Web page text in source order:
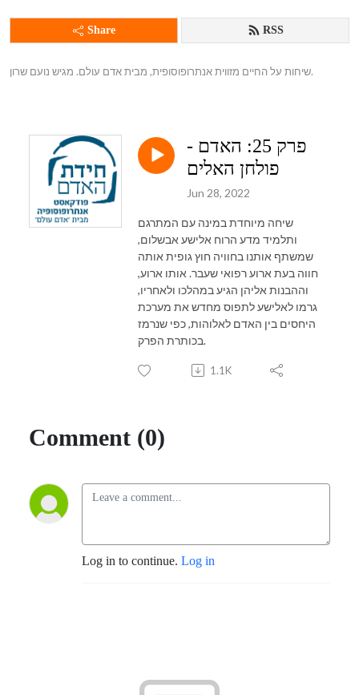
Share RSS
שיחות על החיים מזווית אנתרופוסופית, מבית אדם עולם. מגיש נועם שרון.
פרק 25: האדם -
פולחן האלים
Jun 28, 2022
שיחה מיוחדת במינה עם המתרגם
ותלמיד מדע הרוח אלישע אבשלום,
שמשתף אותנו בחוויה חוץ גופית אותה
חווה בעת ארוע רפואי שעבר. אותו ארוע,
וההבנות אליהן הגיע במהלכו ולאחריו,
גרמו לאלישע לתפוס מחדש את מערכת
היחסים בין האדם לאלוהות, כפי שנרמז
בכותרת הפרק.
1.1K
Comment (0)
Log in to continue. Log in